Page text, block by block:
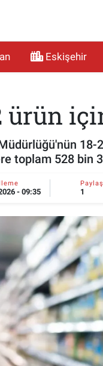
Eskişehir
ürün
toplam 528 bin
- 09:35 1